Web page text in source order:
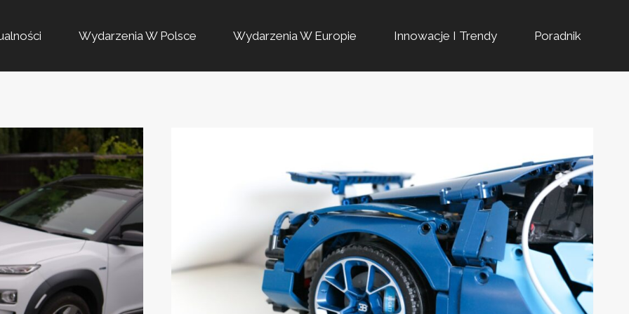
Wydarzenia W Polsce Wydarzenia W Europie Innowacje I Trendy Poradnik